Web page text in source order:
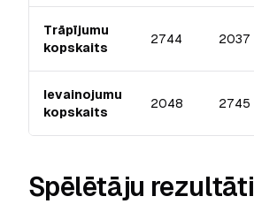
Trāpījumu
kopskaits
2744 2037
Ievainojumu
kopskaits
2048 2745
Spēlētāju rezultāti